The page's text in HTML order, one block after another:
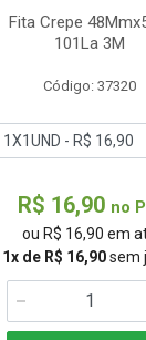
Fita Crepe
101La 3M
Código: 37320
R$ 16,90 no
ou R$ 16,90 em
1x de R$ 16,90sem